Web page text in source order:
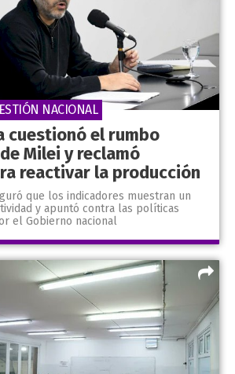
cuestionó el rumbo
Milei y reclamó
reactivar la producción
que los indicadores muestran un
y apuntó contra las políticas
el Gobierno nacional
NACIONAL